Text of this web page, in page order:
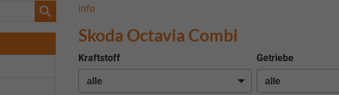
info
Skoda Octavia Combi
Kraftstoff Getriebe